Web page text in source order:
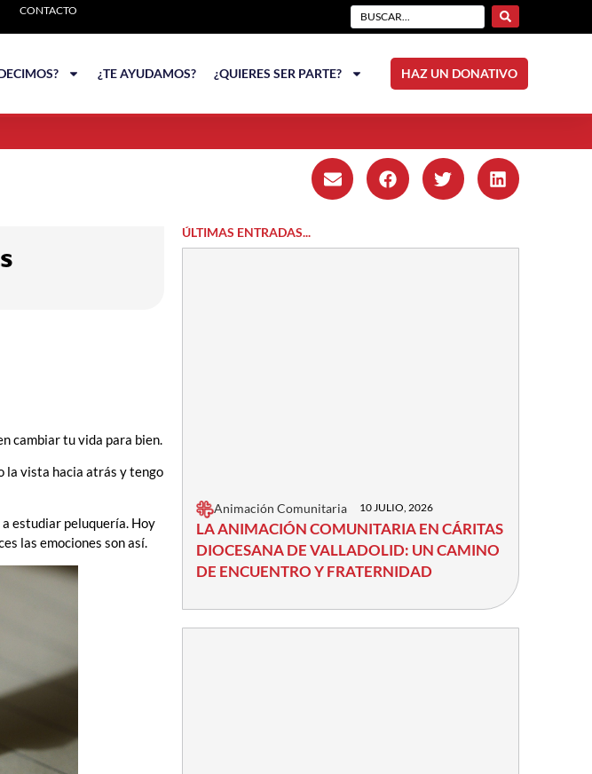
CONTACTO
¿TE AYUDAMOS? ¿QUIERES SER PARTE? HAZ UN DONATIVO
cambiar tu vida para bien.
la vista hacia atrás y tengo
a estudiar peluquería. Hoy
las emociones son así.
ÚLTIMAS ENTRADAS...
Animación Comunitaria 10 JULIO, 2026
LA ANIMACIÓN COMUNITARIA EN CÁRITAS
DIOCESANA DE VALLADOLID: UN CAMINO
DE ENCUENTRO Y FRATERNIDAD